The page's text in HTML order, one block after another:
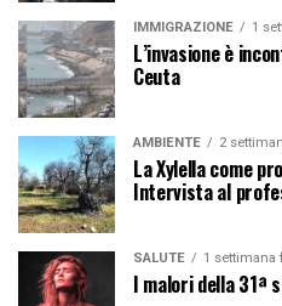
IMMIGRAZIONE 1
L’invasione è
Ceuta
AMBIENTE 2
La Xylella come
Intervista al
SALUTE 1 settimana
I malori della 31ª